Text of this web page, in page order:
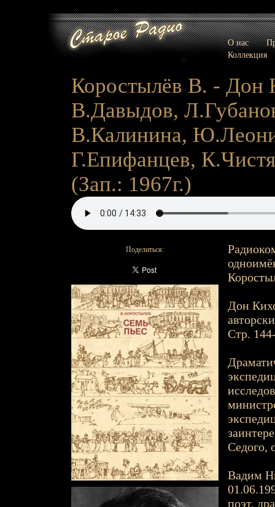
О нас
Коллекция
Коростылёв В. - Дон
В.Давыдов,
В.Калинина,
Г.Епифанцев,
(Зап.: 1967г.)
Поделиться:
Дон
Стр.
Седого,
Вадим
поэт,